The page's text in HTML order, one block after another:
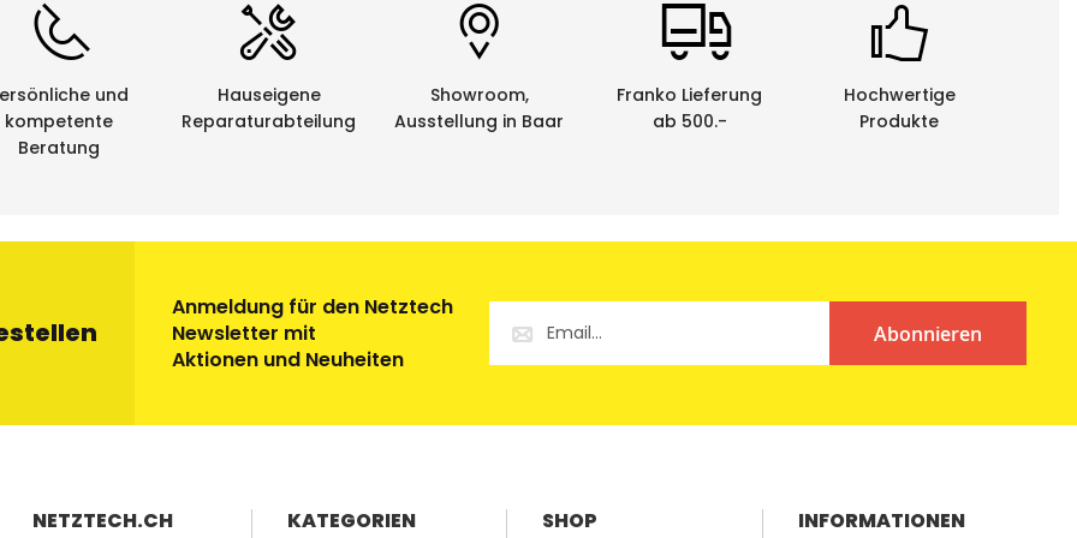
Schriftband-Typs eignet sich für Anwendungen auf porösen Hintergründen.
Hinterbanddruck (laminiert)
gut
sind einzeln erhältlich. Ab einer bestimmten Anzahl werden die Schriftbänder in einer praktischen
breiten Bändern sind 10 Stücke in einer Spenderbox
und
kompetente
Beratung
Hauseigene
Reparaturabteilung
Showroom,
Ausstellung in Baar
Franko Lieferung
ab 500.-
Hochwertige
Produkte
Anmeldung für den Netztech
Newsletter mit
Aktionen und Neuheiten
Abonnieren
NETZTECH.CH KATEGORIEN SHOP INFORMATIONEN